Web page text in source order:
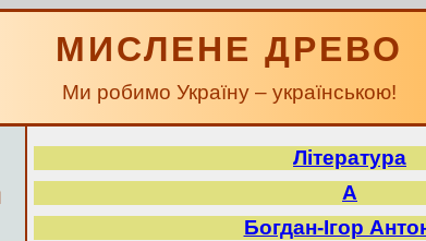
МИСЛЕНЕ ДРЕВО
Ми робимо Україну – українською!
Література
А
Богдан-Ігор